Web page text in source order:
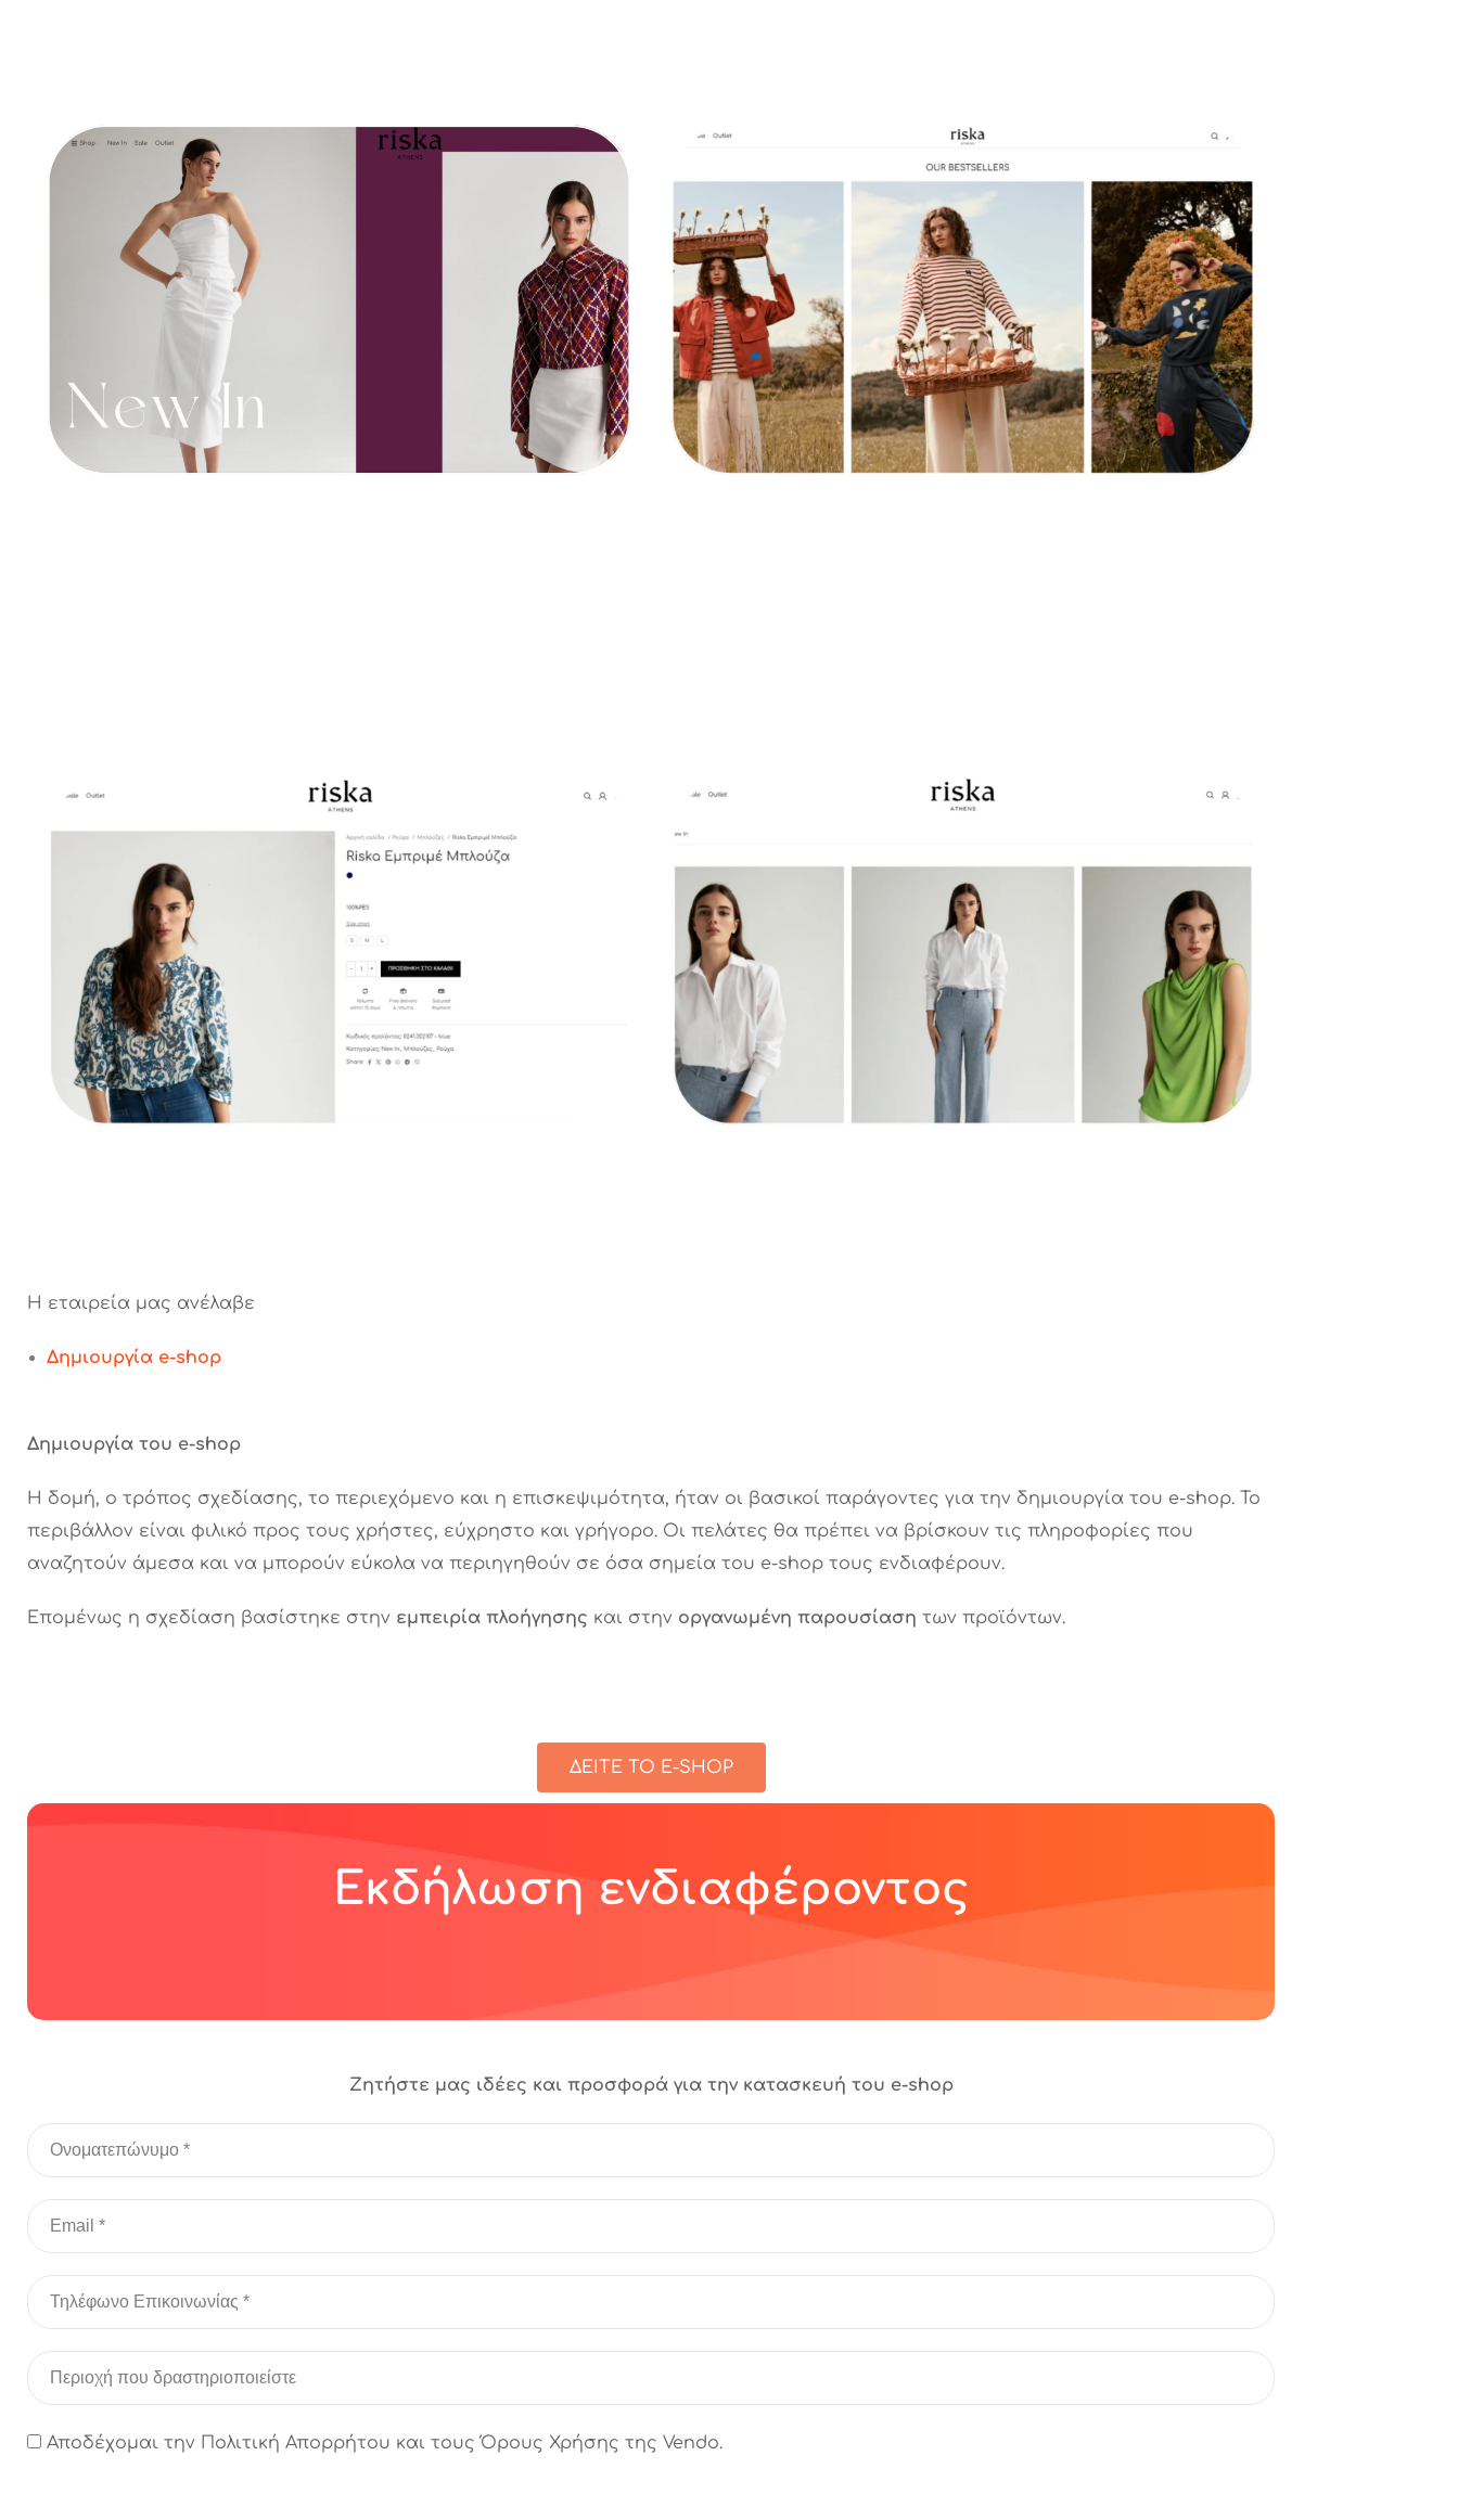
Η εταιρεία μας ανέλαβε
Δημιουργία e-shop
Δημιουργία του e-shop
Η δομή, ο τρόπος σχεδίασης, το περιεχόμενο και η επισκεψιμότητα, ήταν οι βασικοί παράγοντες για την δημιουργία του e-shop. Το
περιβάλλον είναι φιλικό προς τους χρήστες, εύχρηστο και γρήγορο. Οι πελάτες θα πρέπει να βρίσκουν τις πληροφορίες που
αναζητούν άμεσα και να μπορούν εύκολα να περιηγηθούν σε όσα σημεία του e-shop τους ενδιαφέρουν.
Επομένως η σχεδίαση βασίστηκε στην εμπειρία πλοήγησης και στην οργανωμένη παρουσίαση των προϊόντων.
ΔΕΙΤΕ ΤΟ E-SHOP
Εκδήλωση ενδιαφέροντος
Ζητήστε μας ιδέες και προσφορά για την κατασκευή του e-shop
Αποδέχομαι την Πολιτική Απορρήτου και τους Όρους Χρήσης της Vendo.